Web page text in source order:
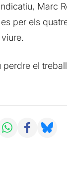
Marc
per els
perdre el